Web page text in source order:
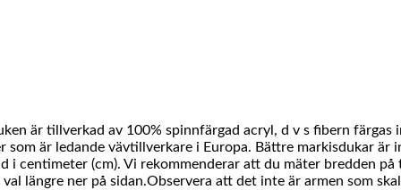
är tillverkad av 100% spinnfärgad acryl, d v s fibern
är ledande vävtillverkare i Europa. Bättre markisdukar
i centimeter (cm). Vi rekommenderar att du mäter bredden
längre ner på sidan.Observera att det inte är armen som